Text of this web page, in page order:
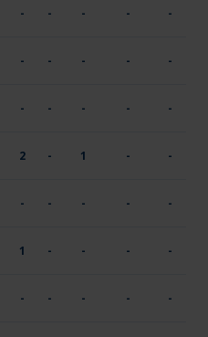
- - - - -
- - - - -
- - - - -
2 - 1 - -
- - - - -
1 - - - -
- - - - -